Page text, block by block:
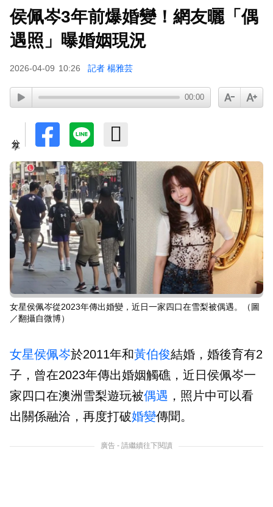
侯佩岑3年前爆婚變！網友曬「偶
遇照」曝婚姻現況
2026-04-09 10:26 記者 楊雅芸
00:00
女星侯佩岑從2023年傳出婚變，近日一家四口在雪梨被偶遇。（圖
／翻攝自微博）
女星侯佩岑於2011年和黃伯俊結婚，婚後育有2
子，曾在2023年傳出婚姻觸礁，近日侯佩岑一
家四口在澳洲雪梨遊玩被偶遇 ，照片中可以看
出關係融洽，再度打破婚變傳聞。
廣告 - 請繼續往下閱讀